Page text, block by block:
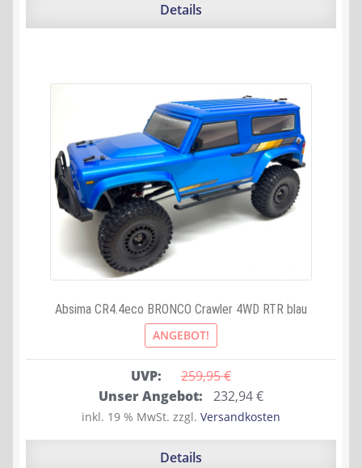
Details
Absima CR4.4eco BRONCO Crawler 4WD RTR blau
ANGEBOT!
UVP: 259,95 €
Ursprünglicher
Preis
war:
Unser Angebot: 232,94€Aktueller
Preis
ist:
inkl. 19 % MwSt. zzgl. Versandkosten
Details